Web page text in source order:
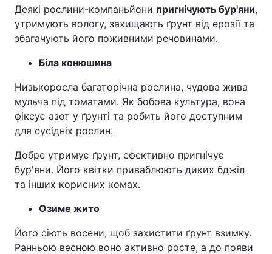
Деякі рослини-компаньйони пригнічують бур'яни,
утримують вологу, захищають ґрунт від ерозії та
збагачують його поживними речовинами.
Біла конюшина
Низькоросла багаторічна рослина, чудова жива
мульча під томатами. Як бобова культура, вона
фіксує азот у ґрунті та робить його доступним
для сусідніх рослин.
Добре утримує ґрунт, ефективно пригнічує
бур'яни. Його квітки приваблюють диких бджіл
та інших корисних комах.
Озиме жито
Його сіють восени, щоб захистити ґрунт взимку.
Ранньою весною воно активно росте, а до появи